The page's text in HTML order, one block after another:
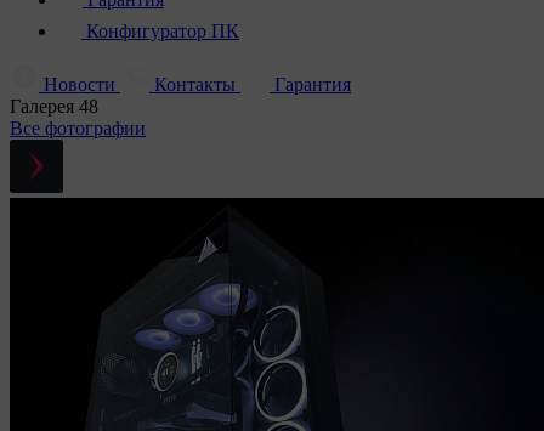
Конфигуратор ПК
Новости Контакты
Гарантия
Галерея 48
Все фотографии